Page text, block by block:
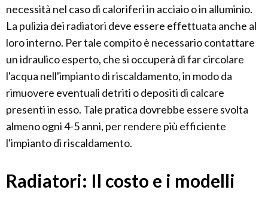
necessità nel caso di caloriferi in acciaio o in alluminio.
La pulizia dei radiatori deve essere effettuata anche al
loro interno. Per tale compito è necessario contattare
un idraulico esperto, che si occuperà di far circolare
l'acqua nell'impianto di riscaldamento, in modo da
rimuovere eventuali detriti o depositi di calcare
presenti in esso. Tale pratica dovrebbe essere svolta
almeno ogni 4-5 anni, per rendere più efficiente
l'impianto di riscaldamento.
Radiatori: Il costo e i modelli